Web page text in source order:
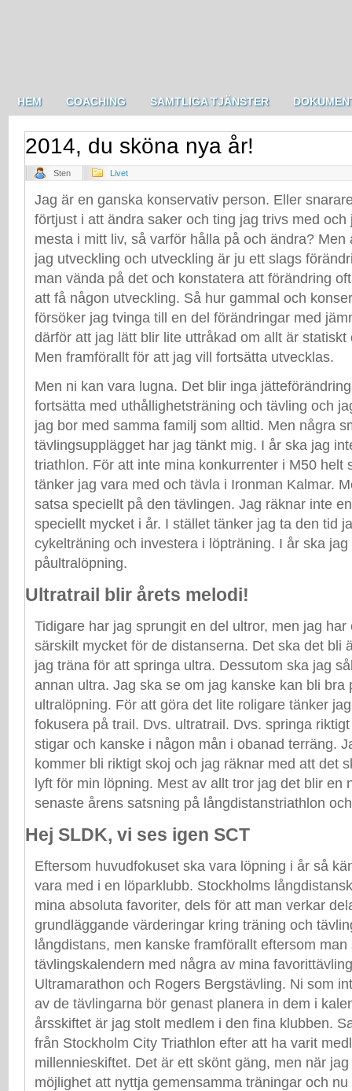
HEM COACHING SAMTLIGA TJÄNSTER
2014, du sköna nya år!
January 29, 2014
Sten
Livet
Jag är en ganska konservativ person. Eller
förtjust i att ändra saker och ting jag trivs med och
mesta i mitt liv, så varför hålla på och ändra? Men
jag utveckling och utveckling är ju ett slags
man vända på det och konstatera att förändring
att få någon utveckling. Så hur gammal och
försöker jag tvinga till en del förändringar med
därför att jag lätt blir lite uttråkad om allt är statiskt
Men framförallt för att jag vill fortsätta utvecklas.
Men ni kan vara lugna. Det blir inga
fortsätta med uthållighetsträning och tävling och
jag bor med samma familj som alltid. Men några
tävlingsupplägget har jag tänkt mig. I år ska jag
triathlon. För att inte mina konkurrenter i M50 helt
tänker jag vara med och tävla i Ironman Kalmar.
satsa speciellt på den tävlingen. Jag räknar inte
speciellt mycket i år. I stället tänker jag ta den tid
cykelträning och investera i löpträning. I år ska
påultralöpning.
Ultratrail blir årets melodi!
Tidigare har jag sprungit en del ultror, men jag
särskilt mycket för de distanserna. Det ska det bli
jag träna för att springa ultra. Dessutom ska jag
annan ultra. Jag ska se om jag kanske kan bli bra
ultralöpning. För att göra det lite roligare tänker
fokusera på trail. Dvs. ultratrail. Dvs. springa
stigar och kanske i någon mån i obanad terräng.
kommer bli riktigt skoj och jag räknar med att det
lyft för min löpning. Mest av allt tror jag det blir en
senaste årens satsning på långdistanstriathlon
Hej SLDK, vi ses igen SCT
Eftersom huvudfokuset ska vara löpning i år så
vara med i en löparklubb. Stockholms
mina absoluta favoriter, dels för att man verkar
grundläggande värderingar kring träning och
långdistans, men kanske framförallt eftersom
tävlingskalendern med några av mina
Ultramarathon och Rogers Bergstävling. Ni som
av de tävlingarna bör genast planera in dem i
årsskiftet är jag stolt medlem i den fina klubben.
från Stockholm City Triathlon efter att ha varit
millennieskiftet. Det är ett skönt gäng, men när
möjlighet att nyttja gemensamma träningar och